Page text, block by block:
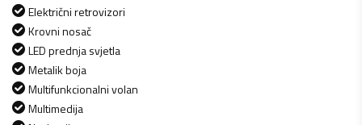
Električni retrovizori
Krovni nosač
LED prednja svjetla
Metalik boja
Multifunkcionalni volan
Multimedija